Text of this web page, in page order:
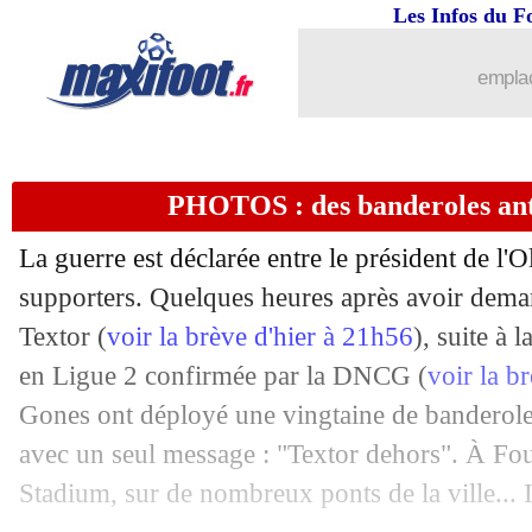
Les Infos du
PHOTOS : des banderoles
La guerre est déclarée entre le président de
supporters. Quelques heures après avoir
Textor (voir la brève d'hier à 21h56), suite à
en Ligue 2 confirmée par la DNCG (voir la
Gones ont déployé une vingtaine de
avec un seul message : "Textor dehors". À
Stadium, sur de nombreux ponts de la ville...
Barça : Pablo Torre vers Majorque
25/06 Chelsea: Kepa en route pour Arsenal
25/06 Nice: Sunderland négocie pour Bulka
25/06 Nantes: Chirivella va lui aussi partir
25/06 Bayern : Müller ouvre la porte à la
25/06 Lille: Olmeta prêté à Bastia (officiel)
25/06 Dortmund: Moukoko va rejoindre